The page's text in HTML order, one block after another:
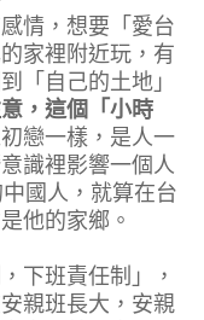
情，想要「愛台
家裡附近玩，有
「自己的土地」
，這個「小時
戀一樣，是人一
識裡影響一個人
國人，就算在台
他的家鄉。
下班責任制」，
親班長大，安親